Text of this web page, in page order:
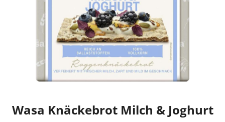
Wasa Knäckebrot Milch & Joghurt